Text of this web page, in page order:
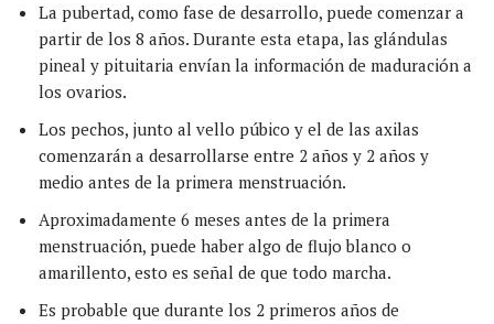
La pubertad, como fase de desarrollo, puede comenzar a
partir de los 8 años. Durante esta etapa, las glándulas
pineal y pituitaria envían la información de maduración a
los ovarios.
Los pechos, junto al vello púbico y el de las axilas
comenzarán a desarrollarse entre 2 años y 2 años y
medio antes de la primera menstruación.
Aproximadamente 6 meses antes de la primera
menstruación, puede haber algo de flujo blanco o
amarillento, esto es señal de que todo marcha.
Es probable que durante los 2 primeros años de